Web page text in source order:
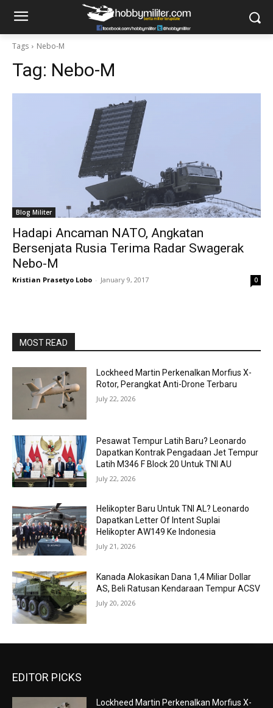
Tags Nebo-M
Tag: Nebo-M
Blog Militer
Hadapi Ancaman NATO, Angkatan
Bersenjata Rusia Terima Radar Swagerak
Nebo-M
Kristian Prasetyo Lobo - January 9, 2017 0
MOST READ
Lockheed Martin Perkenalkan Morfius X-
Rotor, Perangkat Anti-Drone Terbaru
July 22, 2026
Pesawat Tempur Latih Baru? Leonardo
Dapatkan Kontrak Pengadaan Jet Tempur
Latih M346 F Block 20 Untuk TNI AU
July 22, 2026
Helikopter Baru Untuk TNI AL? Leonardo
Dapatkan Letter Of Intent Suplai
Helikopter AW149 Ke Indonesia
July 21, 2026
Kanada Alokasikan Dana 1,4 Miliar Dollar
AS, Beli Ratusan Kendaraan Tempur ACSV
July 20, 2026
EDITOR PICKS
Lockheed Martin Perkenalkan Morfius X-